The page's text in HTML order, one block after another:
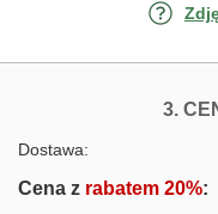
3.
Dostawa:
Cena z rabatem 20%: